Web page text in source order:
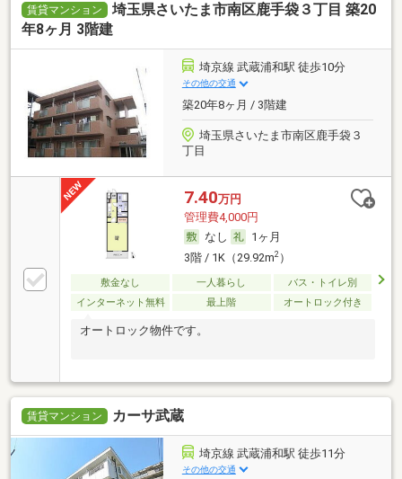
賃貸マンション
埼玉県さいたま市南区鹿手袋３丁目 築20
年8ヶ月 3階建
埼京線 武蔵浦和駅 徒歩10分
その他の交通
築20年8ヶ月 / 3階建
埼玉県さいたま市南区鹿手袋３
丁目
7.40万円
管理費4,000円
なし
1ヶ月
3階 / 1K（29.92m2）
敷金なし 一人暮らし
バス・トイレ別
インターネット無料
最上階 オートロック付き
オートロック物件です。
賃貸マンション カーサ武蔵
埼京線 武蔵浦和駅 徒歩11分
その他の交通